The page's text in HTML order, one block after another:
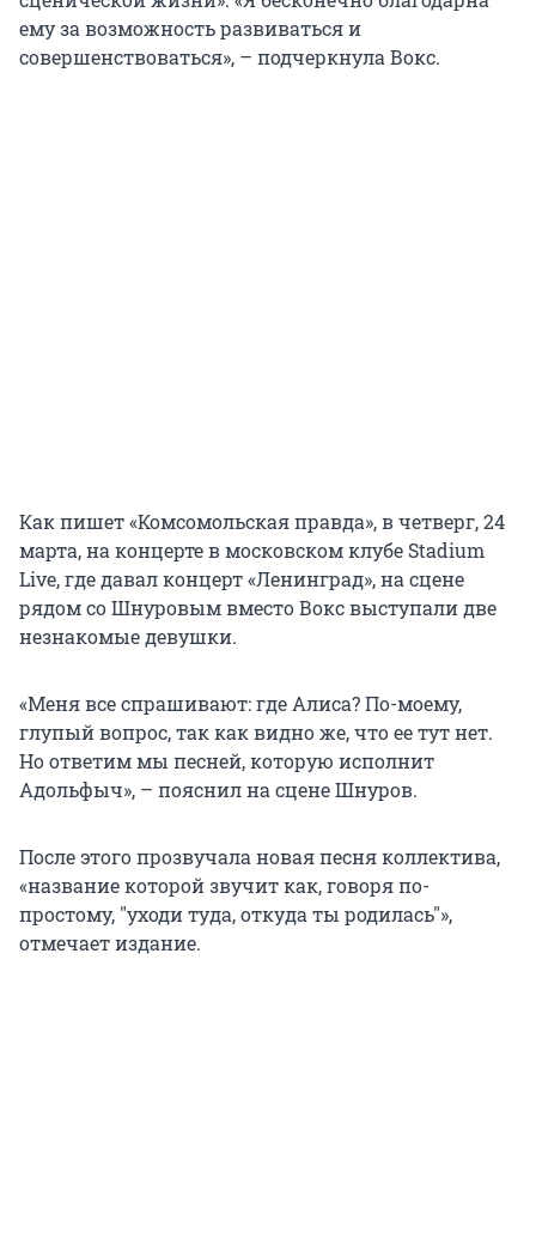
ему за возможность развиваться и
совершенствоваться», – подчеркнула Вокс.
Как пишет «Комсомольская правда», в четверг, 24
марта, на концерте в московском клубе Stadium
Live, где давал концерт «Ленинград», на сцене
рядом со Шнуровым вместо Вокс выступали две
незнакомые девушки.
«Меня все спрашивают: где Алиса? По-моему,
глупый вопрос, так как видно же, что ее тут нет.
Но ответим мы песней, которую исполнит
Адольфыч», – пояснил на сцене Шнуров.
После этого прозвучала новая песня коллектива,
«название которой звучит как, говоря по-
простому, "уходи туда, откуда ты родилась"»,
отмечает издание.